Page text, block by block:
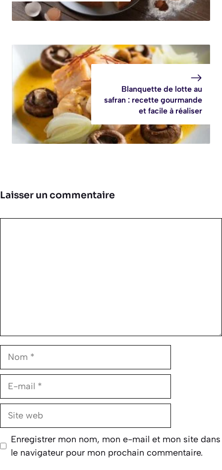
Blanquette de lotte au
safran : recette gourmande
et facile à réaliser
Laisser un commentaire
Nom
E-
Site
Enregistrer mon nom, mon e-mail et mon site dans
le navigateur pour mon prochain commentaire.